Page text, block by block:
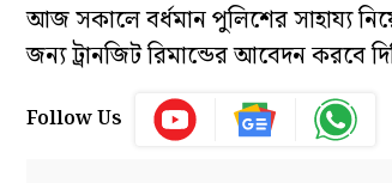
আজ সকালে বর্ধমান পুলিশের সাহায্য
জন্য ট্রানজিট রিমান্ডের আবেদন করবে
Follow Us